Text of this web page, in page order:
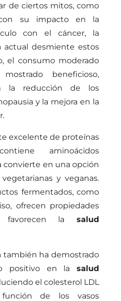
de ciertos mitos, como
su impacto en la
con el cáncer, la
actual desmiente estos
el consumo moderado
beneficioso,
la reducción de los
y la mejora en la
excelente de proteínas
aminoácidos
convierte en una opción
y veganas.
fermentados, como
ofrecen propiedades
favorecen lasalud
también ha demostrado
positivo en lasalud
el colesterol LDL
de los vasos